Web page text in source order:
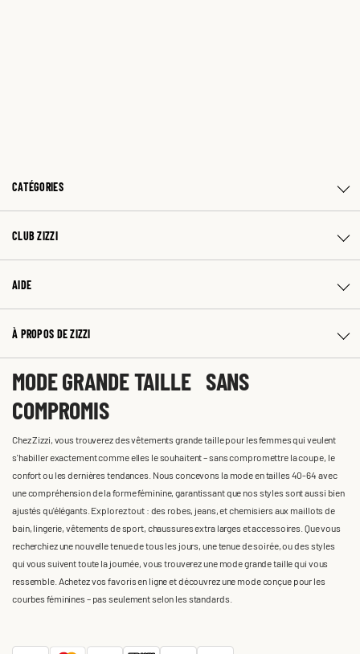
CATÉGORIES
CLUB ZIZZI
AIDE
À PROPOS DE ZIZZI
MODE GRANDE TAILLE SANS
COMPROMIS
Chez Zizzi, vous trouverez des vêtements grande taille pour les femmes qui veulent
s'habiller exactement comme elles le souhaitent – sans compromettre la coupe, le
confort ou les dernières tendances. Nous concevons la mode en tailles 40-64 avec
une compréhension de la forme féminine, garantissant que nos styles sont aussi bien
ajustés qu'élégants. Explorez tout : des robes, jeans, et chemisiers aux maillots de
bain, lingerie, vêtements de sport, chaussures extra larges et accessoires. Que vous
recherchiez une nouvelle tenue de tous les jours, une tenue de soirée, ou des styles
qui vous suivent toute la journée, vous trouverez une mode grande taille qui vous
ressemble. Achetez vos favoris en ligne et découvrez une mode conçue pour les
courbes féminines – pas seulement selon les standards.